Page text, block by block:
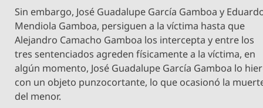
Sin embargo, José Guadalupe García Gamboa y
Mendiola Gamboa, persiguen a la víctima hasta que
Alejandro Camacho Gamboa los intercepta y entre los
tres sentenciados agreden físicamente a la víctima, en
algún momento, José Guadalupe García Gamboa lo
con un objeto punzocortante, lo que ocasionó la
del menor.